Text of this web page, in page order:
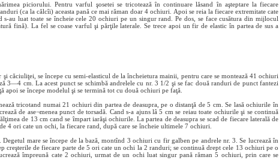
piciorului. Pentru varful şosetei se tricotează în continuare lăsand în aşteptare la fiecare
(ca la călcîi) aceasta pană ce mai răman doar 4 ochiuri. Apoi se reia la fiecare extremitate cate
s-au luat toate se încheie cele 20 ochiuri pe un singur rand. Pe dos, se face cusătura din mijlocul
fină). La fel se coase varful şi părţile laterale. Se trece apoi un fir de elastic în partea de sus a
căciuliţei, se începe cu semi-elasticul de la încheietura mainii, pentru care se montează 41 ochiuri
3—4 cm. La acest punct se schimbă andrelele cu nr. 3 1/2 şi se fac două randuri de punct fantezi
apoi se începe modelul şi se termină tot cu două ochiuri pe faţă.
tricotand numai 21 ochiuri din partea de deasupra, pe o distanţă de 5 cm. Se lasă ochiurile în
de ase¬menea punct de torsadă. Cand s-a ajuns lâ 5 cm se reiau toate ochiurile şi se continuă
de 13 cm cand se împart iarăşi ochiurile. La partea de deasupra se scad de fiecare laterală de
4 ori cate un ochi, la fiecare rand, după care se încheie ultimele 7 ochiuri.
Degetul mare se începe de la bază, montînd 3 ochiuri cu fir galben pe andrele nr. 3. Se lucrează în
creşterile de fiecare parte de 5 ori cate un ochi la 2 randuri; se continuă drept cele 13 ochiuri pe o
împreună cate 2 ochiuri, urmat de un ochi luat singur pană răman 5 ochiuri, prin care se